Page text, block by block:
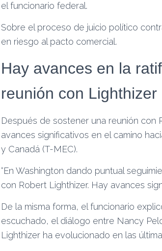
el funcionario federal.
Sobre el proceso de juicio político
en riesgo al pacto comercial.
Hay avances en la
reunión con Lighthizer
Después de sostener una reunión con
avances significativos en el camino
y Canadá (T-MEC).
“En Washington dando puntual
con Robert Lighthizer. Hay avances
De la misma forma, el funcionario
escuchado, el diálogo entre Nancy
Lighthizer ha evolucionado en las